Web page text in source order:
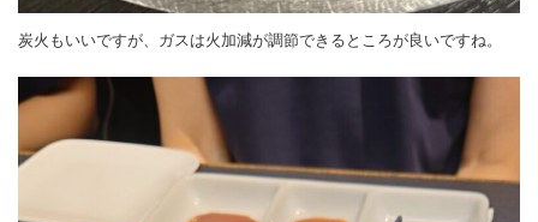
炭火もいいですが、ガスは火加減が調節できるところが良いですね。